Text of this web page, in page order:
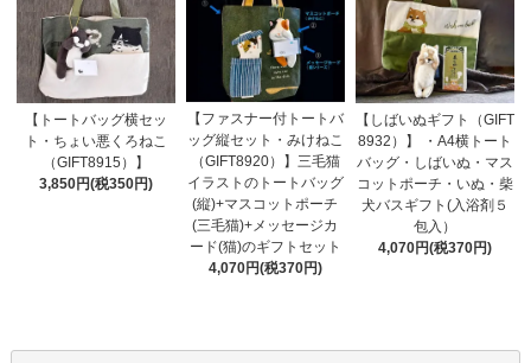
【トートバッグ横セッ
ト・ちょい悪くろねこ
（GIFT8915）】
3,850円(税350円)
【ファスナー付トートバ
ッグ縦セット・みけねこ
（GIFT8920）】三毛猫
イラストのトートバッグ
(縦)+マスコットポーチ
(三毛猫)+メッセージカ
ード(猫)のギフトセット
4,070円(税370円)
【しばいぬギフト（GIFT
8932）】 ・A4横トート
バッグ・しばいぬ・マス
コットポーチ・いぬ・柴
犬バスギフト(入浴剤５
包入）
4,070円(税370円)